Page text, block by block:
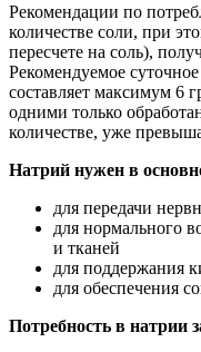
Рекомендации по
количестве соли, при
пересчете на соль),
Рекомендуемое
составляет максимум 6
одними только
количестве, уже
Натрий нужен в
для передачи
для нормального
и тканей
для поддержания
для обеспечения
Потребность в натрии